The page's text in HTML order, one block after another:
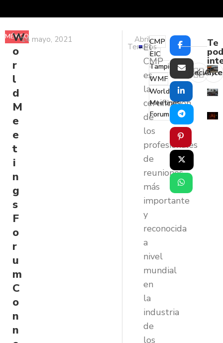
MÉXICO
W
o
r
l
d
M
e
e
t
i
n
g
s
F
o
r
u
m
C
o
n
n
14 mayo, 2021 Abril
Terreros
El
CMP
es
la
certificación
de
los
profesionales
de
reuniones
más
importante
y
reconocida
a
nivel
mundial
en
la
industria
de
los
CMP
EIC
Tampico
WMF
World
Meetings
Forum
Reciente
Te